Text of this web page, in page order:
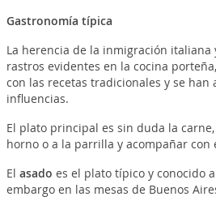
Gastronomía típica
La herencia de la inmigración italiana
rastros evidentes en la cocina
con las recetas tradicionales y se han
influencias.
El plato principal es sin duda la
horno o a la parrilla y acompañar con
El asado es el plato típico y conocido
embargo en las mesas de Buenos